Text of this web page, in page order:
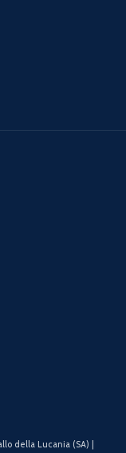
della Lucania (SA) |